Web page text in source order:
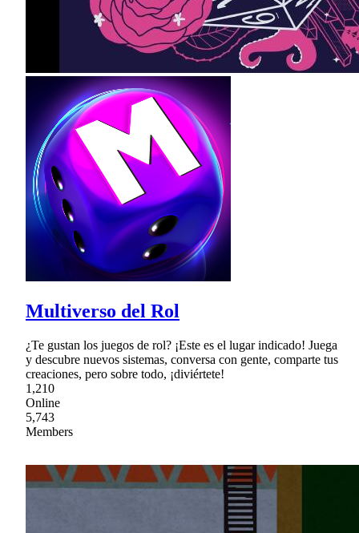
Multiverso del Rol
¿Te gustan los juegos de rol? ¡Este es el lugar indicado! Juega
y descubre nuevos sistemas, conversa con gente, comparte tus
creaciones, pero sobre todo, ¡diviértete!
1,210
Online
5,743
Members